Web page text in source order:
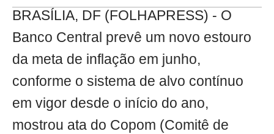
BRASÍLIA, DF (FOLHAPRESS) - O
Banco Central prevê um novo estouro
da meta de inflação em junho,
conforme o sistema de alvo contínuo
em vigor desde o início do ano,
mostrou ata do Copom (Comitê de